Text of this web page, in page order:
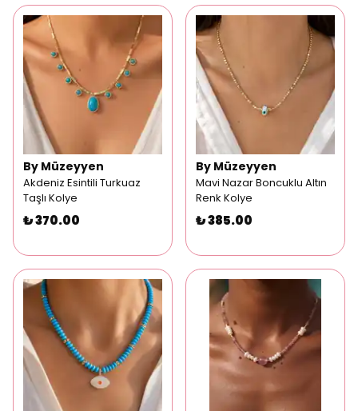
By Müzeyyen
Akdeniz Esintili Turkuaz
Taşlı Kolye
₺ 370.00
By Müzeyyen
Mavi Nazar Boncuklu Altın
Renk Kolye
₺ 385.00